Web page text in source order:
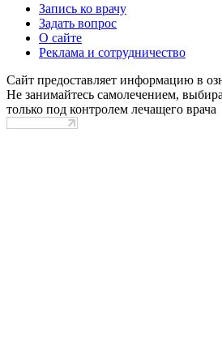
Запись ко врачу
Задать вопрос
О сайте
Реклама и сотрудничество
Сайт предоставляет информацию в
Не занимайтесь самолечением,
только под контролем лечащего врача